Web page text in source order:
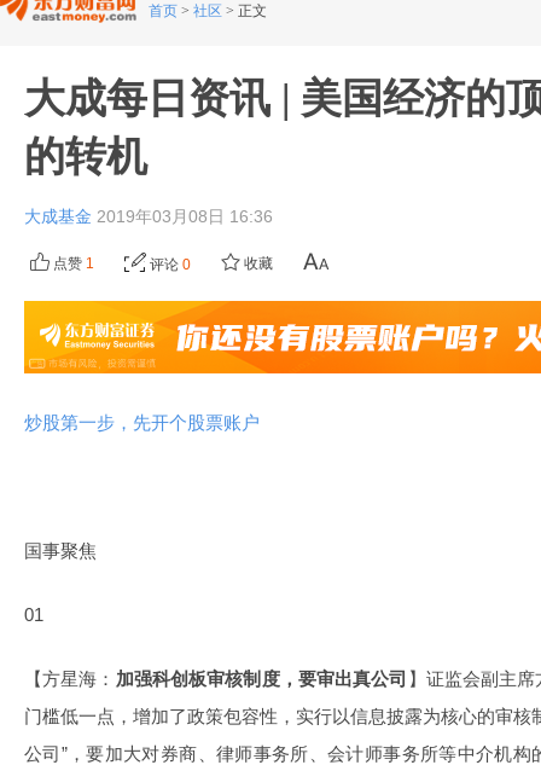
首页 > 社区 > 正文
大成每日资讯 | 美国经济的
的转机
大成基金 2019年03月08日 16:36
点赞 1 评论 0 收藏
炒股第一步，先开个股票账户
国事聚焦
01
【方星海： 加强科创板审核制度，要审出真公司 】证监会副主
门槛低一点，增加了政策包容性，实行以信息披露为核心的审核
公司”，要加大对券商、律师事务所、会计师事务所等中介机